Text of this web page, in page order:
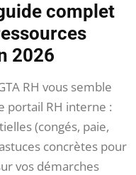
complet
2026
RH vous semble
portail RH interne :
(congés, paie,
concrètes pour
vos démarches